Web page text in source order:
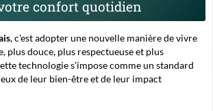
confort quotidien
, c'est adopter une nouvelle manière de vivre
plus douce, plus respectueuse et plus
technologie s'impose comme un standard
de leur bien-être et de leur impact